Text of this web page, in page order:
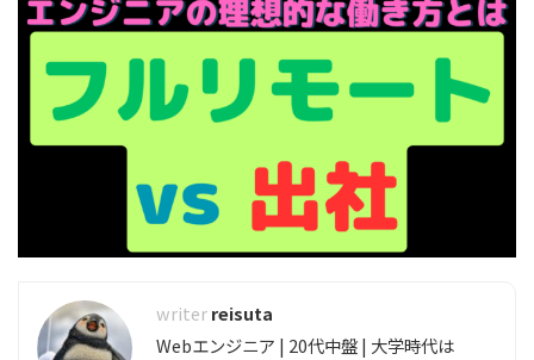
reisuta
Webエンジニア | 20代中盤 | 大学時代は